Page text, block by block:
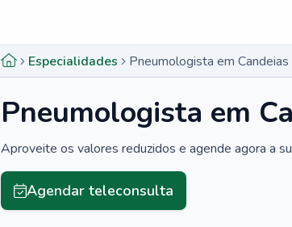
Especialidades Pneumologista em Candeias
Pneumologista em
Aproveite os valores reduzidos e agende agora a
Agendar teleconsulta